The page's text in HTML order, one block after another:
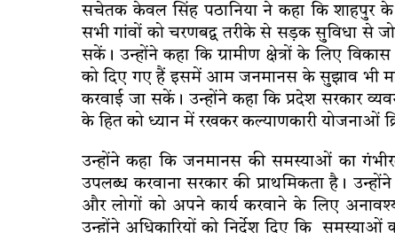
सचेतक केवल सिंह पठानिया ने कहा कि शाहपुर के
सभी गांवों को चरणबद्व तरीके से सड़क सुविधा से
सकें। उन्होंने कहा कि ग्रामीण क्षेत्रों के लिए
को दिए गए हैं इसमें आम जनमानस के सुझाव भी
करवाई जा सकें। उन्होंने कहा कि प्रदेश सरकार
के हित को ध्यान में रखकर कल्याणकारी योजनाओं
उन्होंने कहा कि जनमानस की समस्याओं का
उपलब्ध करवाना सरकार की प्राथमिकता है।
और लोगों को अपने कार्य करवाने के लिए
उन्होंने अधिकारियों को निर्देश दिए कि